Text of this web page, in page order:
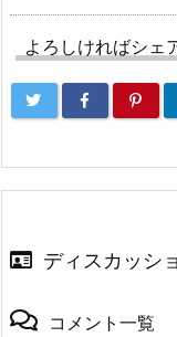
よろしければシェ
ディスカッシ
コメント一覧